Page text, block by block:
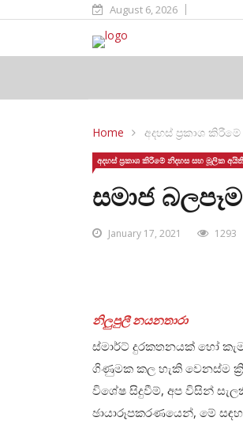
August 6, 2026
Home අදහස් ප්‍රකාශ
අදහස් ප්‍රකාශ කිරීමේ නිදහස සහ මූලික
සමාජ
January 17, 2021 1293
නිලුපුලී නයනතාරා
ස්මාර්ට් දුරකතනයක් හෝ
ගිණුමක කල හැකි වෙනස්ම
විශේෂ සිදුවීම්, අප විසින්
ඡායාරූපකරණයෙන්, මේ